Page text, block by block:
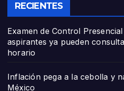
RECIENTES
Examen de Control
aspirantes ya pueden
horario
Inflación pega a la cebolla y
México